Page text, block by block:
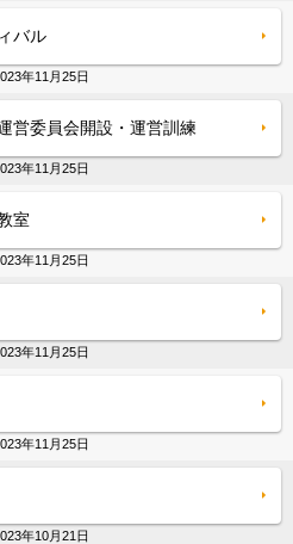
バル
年11月25日
営委員会開設・運営訓練
年11月25日
室
年11月25日
年11月25日
年11月25日
年10月21日